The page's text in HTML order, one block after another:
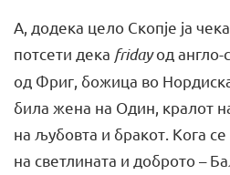
А, додека цело Скопје ја
потсети дека fridayод англо-
од Фриг, божица во
била жена на Один, кралот
на љубовта и бракот. Кога
на светлината и доброто –